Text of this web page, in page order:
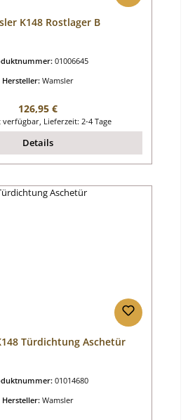
K148 Rostlager B
01006645
Hersteller: Wamsler
Regulärer Preis:
126,95 €
Lieferzeit: 2-4 Tage
Details
Türdichtung Aschetür
01014680
Hersteller: Wamsler